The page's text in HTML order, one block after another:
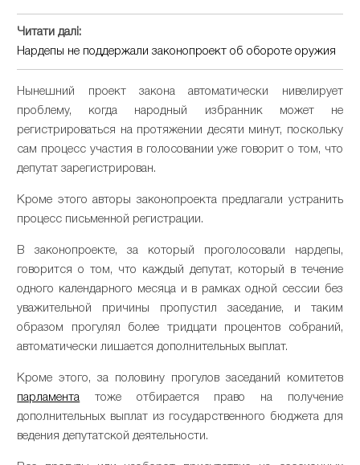
Читати далі:
Нардепы не поддержали законопроект об обороте оружия
Нынешний проект закона автоматически нивелирует
проблему, когда народный избранник может не
регистрироваться на протяжении десяти минут, поскольку
сам процесс участия в голосовании уже говорит о том, что
депутат зарегистрирован.
Кроме этого авторы законопроекта предлагали устранить
процесс письменной регистрации.
В законопроекте, за который проголосовали нардепы,
говорится о том, что каждый депутат, который в течение
одного календарного месяца и в рамках одной сессии без
уважительной причины пропустил заседание, и таким
образом прогулял более тридцати процентов собраний,
автоматически лишается дополнительных выплат.
Кроме этого, за половину прогулов заседаний комитетов
парламента тоже отбирается право на получение
дополнительных выплат из государственного бюджета для
ведения депутатской деятельности.